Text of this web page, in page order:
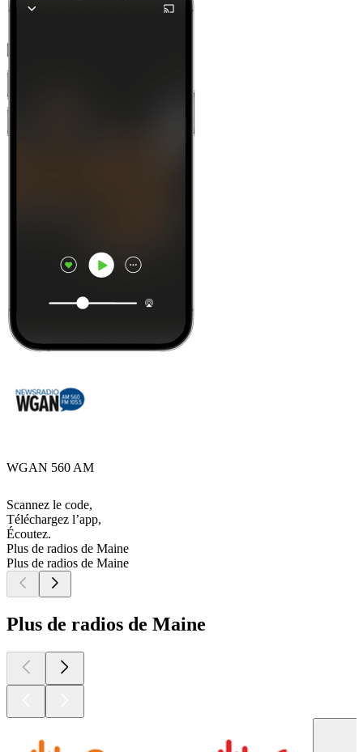
WGAN 560 AM
Scannez le code,
Téléchargez l’app,
Écoutez.
Plus de radios de Maine
Plus de radios de Maine
Plus de radios de Maine